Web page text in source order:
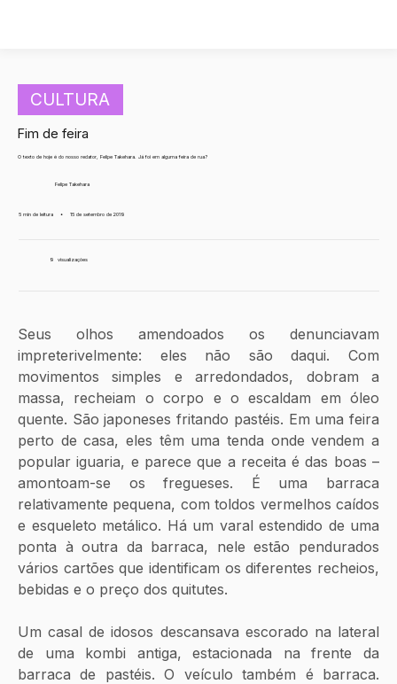
CULTURA
Fim de feira
O texto de hoje é do nosso redator, Felipe Takehara. Já foi em alguma feira de rua?
Felipe Takehara
5 min de leitura • 15 de setembro de 2019
9 visualizações
Seus olhos amendoados os denunciavam
impreterivelmente: eles não são daqui. Com
movimentos simples e arredondados, dobram a
massa, recheiam o corpo e o escaldam em óleo
quente. São japoneses fritando pastéis. Em uma feira
perto de casa, eles têm uma tenda onde vendem a
popular iguaria, e parece que a receita é das boas –
amontoam-se os fregueses. É uma barraca
relativamente pequena, com toldos vermelhos caídos
e esqueleto metálico. Há um varal estendido de uma
ponta à outra da barraca, nele estão pendurados
vários cartões que identificam os diferentes recheios,
bebidas e o preço dos quitutes.
Um casal de idosos descansava escorado na lateral
de uma kombi antiga, estacionada na frente da
barraca de pastéis. O veículo também é barraca.